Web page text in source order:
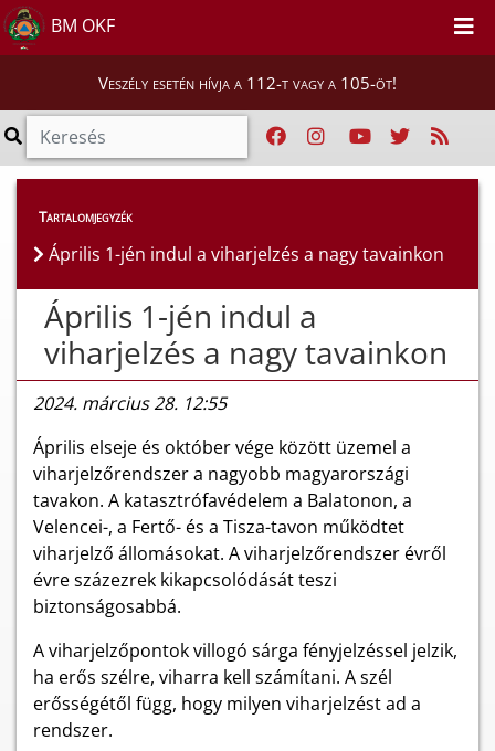
BM OKF
Veszély esetén hívja a 112-t vagy a 105-öt!
Híreink > Hírek
Tartalomjegyzék
Április 1-jén indul a viharjelzés a nagy tavainkon
Április 1-jén indul a
viharjelzés a nagy tavainkon
2024. március 28. 12:55
Április elseje és október vége között üzemel a
viharjelzőrendszer a nagyobb magyarországi
tavakon. A katasztrófavédelem a Balatonon, a
Velencei-, a Fertő- és a Tisza-tavon működtet
viharjelző állomásokat. A viharjelzőrendszer évről
évre százezrek kikapcsolódását teszi
biztonságosabbá.
A viharjelzőpontok villogó sárga fényjelzéssel jelzik,
ha erős szélre, viharra kell számítani. A szél
erősségétől függ, hogy milyen viharjelzést ad a
rendszer.